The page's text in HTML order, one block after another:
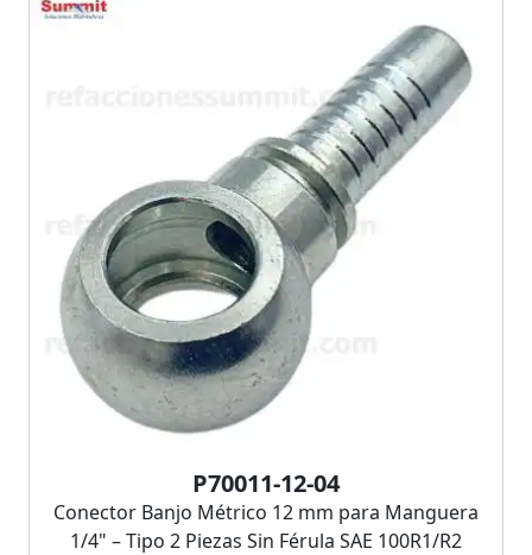
P70011-12-04
Conector Banjo Métrico 12 mm para Manguera
1/4" – Tipo 2 Piezas Sin Férula SAE 100R1/R2